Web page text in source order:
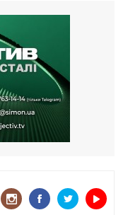
попри
Нехай
штрафу жінку